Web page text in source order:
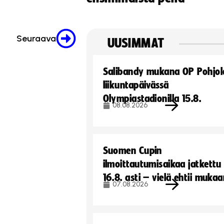
Seuraava UUSIMMAT
Salibandy mukana OP
liikuntapäivässä
Olympiastadionilla 15.8.
08.08.2026
Suomen Cupin
ilmoittautumisaikaa jatkettu
16.8. asti – vielä ehtii
07.08.2026